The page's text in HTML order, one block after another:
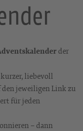
der
liebevoll
jeweiligen Link zu
für jeden
– dann